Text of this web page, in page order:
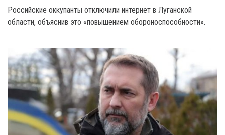
Российские оккупанты отключили интернет в Луганской
области, объяснив это «повышением обороноспособности».